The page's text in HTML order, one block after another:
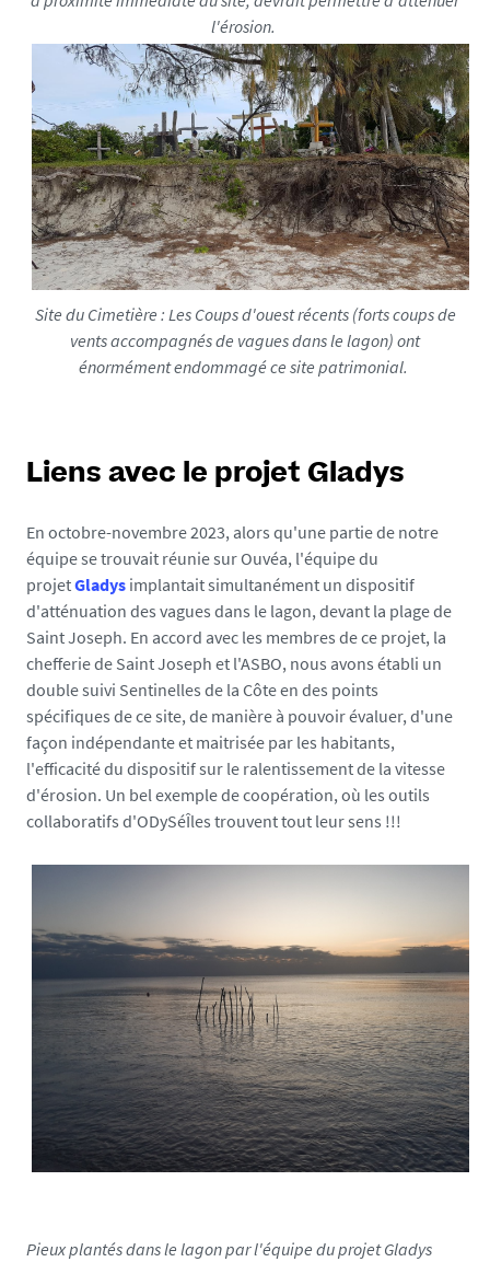
l'érosion.
Site du Cimetière : Les Coups d'ouest récents (forts coups de
vents accompagnés de vagues dans le lagon) ont
énormément endommagé ce site patrimonial.
Liens avec le projet Gladys
En octobre-novembre 2023, alors qu'une partie de notre
équipe se trouvait réunie sur Ouvéa, l'équipe du
projetGladys implantait simultanément un dispositif
d'atténuation des vagues dans le lagon, devant la plage de
Saint Joseph. En accord avec les membres de ce projet, la
chefferie de Saint Joseph et l'ASBO, nous avons établi un
double suivi Sentinelles de la Côte en des points
spécifiques de ce site, de manière à pouvoir évaluer, d'une
façon indépendante et maitrisée par les habitants,
l'efficacité du dispositif sur le ralentissement de la vitesse
d'érosion. Un bel exemple de coopération, où les outils
collaboratifs d'ODySéÎles trouvent tout leur sens !!!
Pieux plantés dans le lagon par l'équipe du projet Gladys